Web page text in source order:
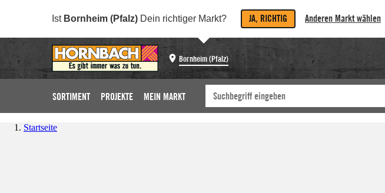
Ist Bornheim (Pfalz) Dein richtiger Markt? JA, RICHTIG Anderen Markt wählen
Bornheim (Pfalz)
SORTIMENT PROJEKTE MEIN MARKT
Startseite